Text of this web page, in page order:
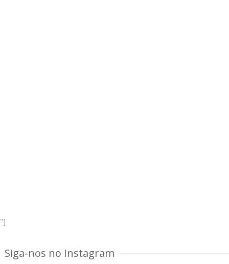
"]
Siga-nos no Instagram